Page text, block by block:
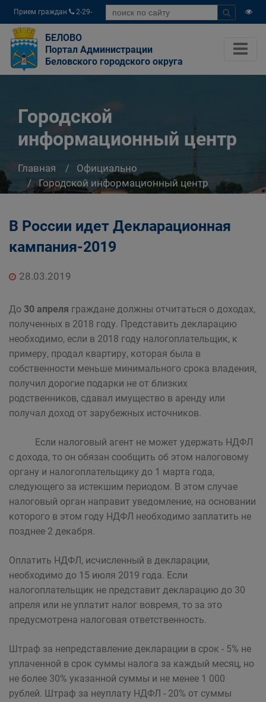
Прием граждан
2-29-
04
БЕЛОВО
Портал Администрации
Беловского городского округа
Городской
информационный центр
Главная
Официально
Городской информационный центр
В России идет Декларационная
кампания-2019
28.03.2019
До 30 апреля граждане должны отчитаться о доходах,
полученных в 2018 году. Представить декларацию
необходимо, если в 2018 году налогоплательщик, к
примеру, продал квартиру, которая была в
собственности меньше минимального срока владения,
получил дорогие подарки не от близких
родственников, сдавал имущество в аренду или
получал доход от зарубежных источников.
Если налоговый агент не может удержать НДФЛ
с дохода, то он обязан сообщить об этом налоговому
органу и налогоплательщику до 1 марта года,
следующего за истекшим периодом. В этом случае
налоговый орган направит уведомление, на основании
которого в этом году НДФЛ необходимо заплатить не
позднее 2 декабря.
Оплатить НДФЛ, исчисленный в декларации,
необходимо до 15 июля 2019 года. Если
налогоплательщик не представит декларацию до 30
апреля или не уплатит налог вовремя, то за это
предусмотрена налоговая ответственность.
Штраф за непредставление декларации в срок - 5% не
уплаченной в срок суммы налога за каждый месяц, но
не более 30% указанной суммы и не менее 1 000
рублей. Штраф за неуплату НДФЛ - 20% от суммы